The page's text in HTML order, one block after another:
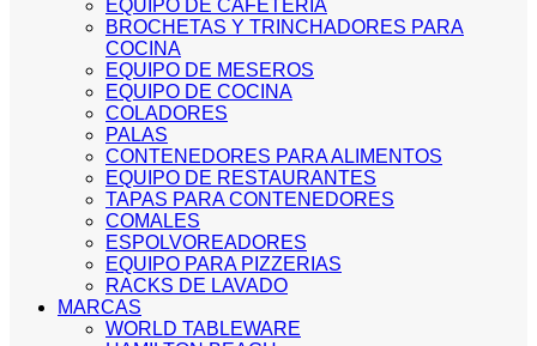
EQUIPO DE CAFETERIA
BROCHETAS Y TRINCHADORES PARA
COCINA
EQUIPO DE MESEROS
EQUIPO DE COCINA
COLADORES
PALAS
CONTENEDORES PARA ALIMENTOS
EQUIPO DE RESTAURANTES
TAPAS PARA CONTENEDORES
COMALES
ESPOLVOREADORES
EQUIPO PARA PIZZERIAS
RACKS DE LAVADO
MARCAS
WORLD TABLEWARE